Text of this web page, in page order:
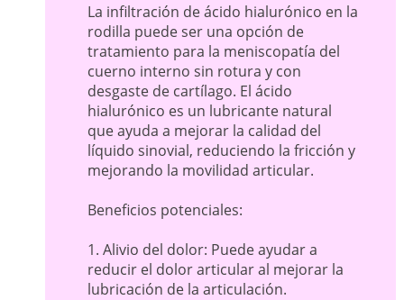
La infiltración de ácido hialurónico en la
rodilla puede ser una opción de
tratamiento para la meniscopatía del
cuerno interno sin rotura y con
desgaste de cartílago. El ácido
hialurónico es un lubricante natural
que ayuda a mejorar la calidad del
líquido sinovial, reduciendo la fricción y
mejorando la movilidad articular.
Beneficios potenciales:
1. Alivio del dolor: Puede ayudar a
reducir el dolor articular al mejorar la
lubricación de la articulación.